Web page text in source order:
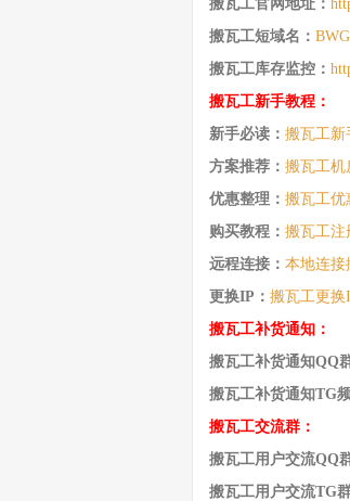
搬瓦工官网地址：
搬瓦工短域名：
搬瓦工库存监控：
搬瓦工新手教程：
新手必读： 搬瓦工新
方案推荐： 搬瓦工机
优惠整理： 搬瓦工优
购买教程： 搬瓦工注
远程连接： 本地连接
更换IP： 搬瓦工更换
搬瓦工补货通知：
搬瓦工补货通知QQ
搬瓦工补货通知TG
搬瓦工交流群：
搬瓦工用户交流QQ
搬瓦工用户交流TG群